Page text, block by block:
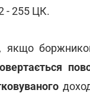
- 255 ЦК.
якщо